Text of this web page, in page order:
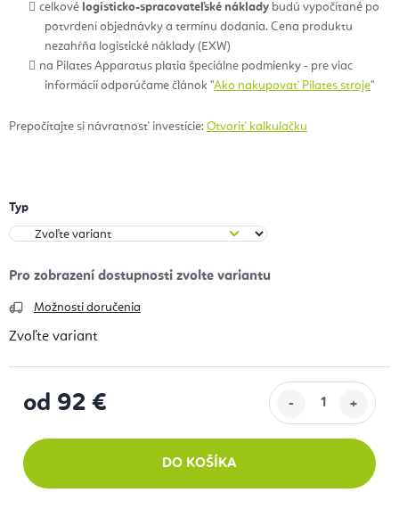
celkové logisticko-spracovateľské náklady budú vypočítané po
potvrdení objednávky a termínu dodania. Cena produktu
nezahŕňa logistické náklady (EXW)
na Pilates Apparatus platia špeciálne podmienky - pre viac
informácií odporúčame článok "Ako nakupovať Pilates stroje"
Prepočítajte si návratnosť investície: Otvoriť kalkulačku
Typ
Možnosti doručenia
Zvoľte variant
od 92 €
DO KOŠÍKA